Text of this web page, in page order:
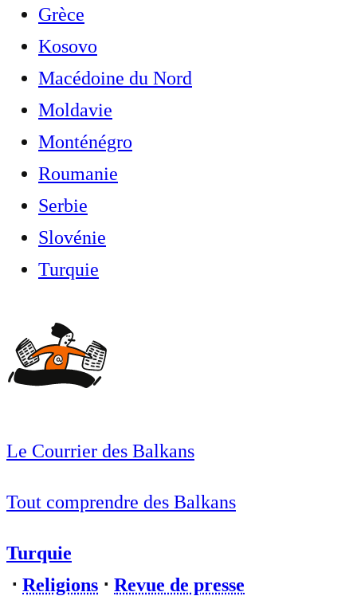
Grèce
Kosovo
Macédoine du Nord
Moldavie
Monténégro
Roumanie
Serbie
Slovénie
Turquie
Le Courrier des Balkans
Tout comprendre des Balkans
Turquie
⋅ Religions ⋅ Revue de presse